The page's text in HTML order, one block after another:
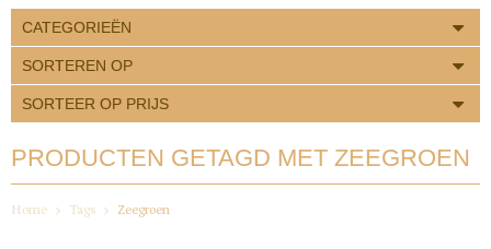
CATEGORIEËN
SORTEREN OP
SORTEER OP PRIJS
PRODUCTEN GETAGD MET ZEEGROEN
Home Tags Zeegroen